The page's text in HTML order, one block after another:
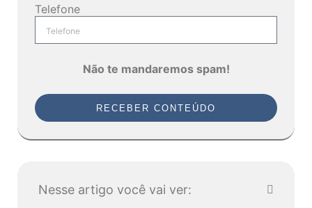
Telefone
Não te mandaremos spam!
RECEBER CONTEÚDO
Nesse artigo você vai ver: